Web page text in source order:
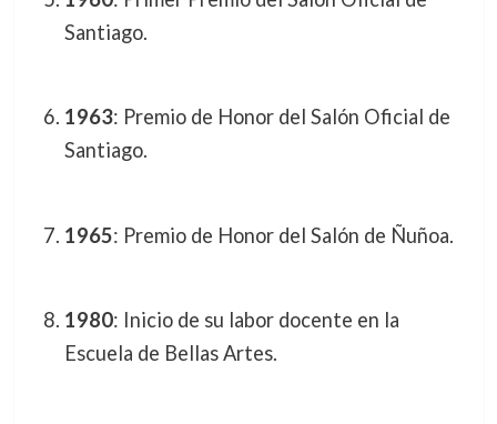
Santiago.
1963: Premio de Honor del Salón Oficial de
Santiago.
1965: Premio de Honor del Salón de Ñuñoa.
1980: Inicio de su labor docente en la
Escuela de Bellas Artes.